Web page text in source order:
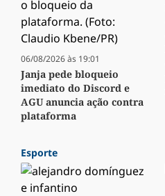
06/08/2026 às 19:01
Janja pede bloqueio
imediato do Discord e
AGU anuncia ação contra
plataforma
Esporte